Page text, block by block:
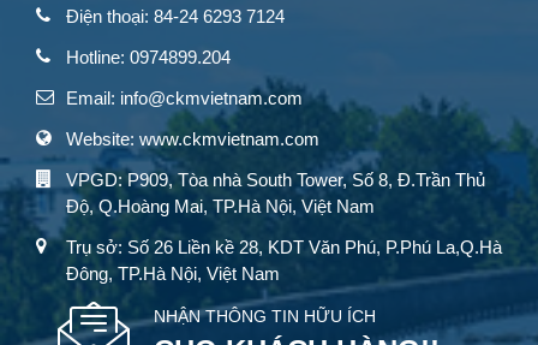
Điện thoại: 84-24 6293 7124
Hotline: 0974899.204
Email: info@ckmvietnam.com
Website: www.ckmvietnam.com
VPGD: P909, Tòa nhà South Tower, Số 8, Đ.Trần Thủ
Độ, Q.Hoàng Mai, TP.Hà Nội, Việt Nam
Trụ sở: Số 26 Liền kề 28, KDT Văn Phú, P.Phú La,Q.Hà
Đông, TP.Hà Nội, Việt Nam
NHẬN THÔNG TIN HỮU ÍCH